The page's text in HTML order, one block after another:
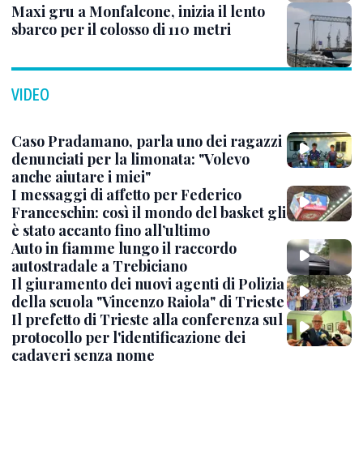
Maxi gru a Monfalcone, inizia il lento
sbarco per il colosso di 110 metri
VIDEO
Caso Pradamano, parla uno dei ragazzi
denunciati per la limonata: "Volevo
anche aiutare i miei"
I messaggi di affetto per Federico
Franceschin: così il mondo del basket gli
è stato accanto fino all’ultimo
Auto in fiamme lungo il raccordo
autostradale a Trebiciano
Il giuramento dei nuovi agenti di Polizia
della scuola "Vincenzo Raiola" di Trieste
Il prefetto di Trieste alla conferenza sul
protocollo per l'identificazione dei
cadaveri senza nome